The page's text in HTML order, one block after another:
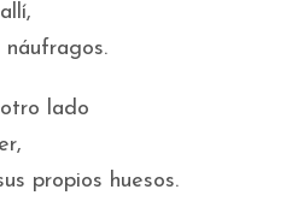
lado
propios huesos.